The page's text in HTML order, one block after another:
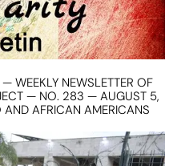
WEEKLY NEWSLETTER OF
— NO. 283 — AUGUST 5,
AFRICAN AMERICANS